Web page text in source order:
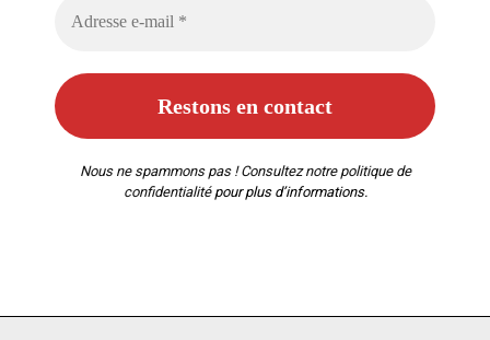
Nous ne spammons pas ! Consultez notre politique de
confidentialitépour plus d’informations.